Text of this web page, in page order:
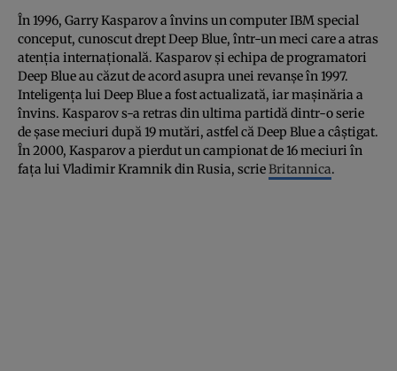
În 1996, Garry Kasparov a învins un computer IBM special
conceput, cunoscut drept Deep Blue, într-un meci care a atras
atenția internațională. Kasparov și echipa de programatori
Deep Blue au căzut de acord asupra unei revanșe în 1997.
Inteligența lui Deep Blue a fost actualizată, iar mașinăria a
învins. Kasparov s-a retras din ultima partidă dintr-o serie
de șase meciuri după 19 mutări, astfel că Deep Blue a câștigat.
În 2000, Kasparov a pierdut un campionat de 16 meciuri în
fața lui Vladimir Kramnik din Rusia, scrieBritannica.